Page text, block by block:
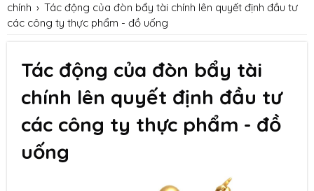
chính › Tác động của đòn bẩy tài chính lên quyết định đầu tư
các công ty thực phẩm - đồ uống
Tác động của đòn bẩy tài
chính lên quyết định đầu tư
các công ty thực phẩm - đồ
uống